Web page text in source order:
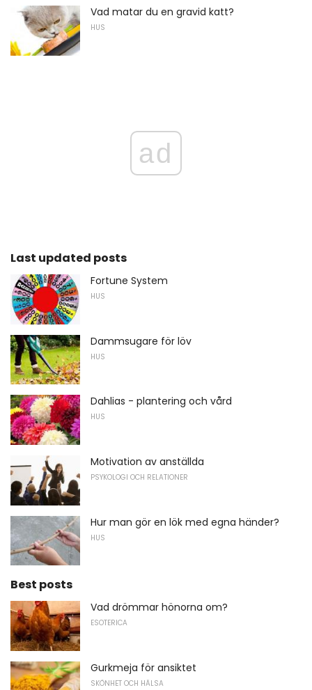
Vad matar du en gravid katt?
HUS
ad
Last updated posts
Fortune System
HUS
Dammsugare för löv
HUS
Dahlias - plantering och vård
HUS
Motivation av anställda
PSYKOLOGI OCH RELATIONER
Hur man gör en lök med egna händer?
HUS
Best posts
Vad drömmar hönorna om?
ESOTERICA
Gurkmeja för ansiktet
SKÖNHET OCH HÄLSA